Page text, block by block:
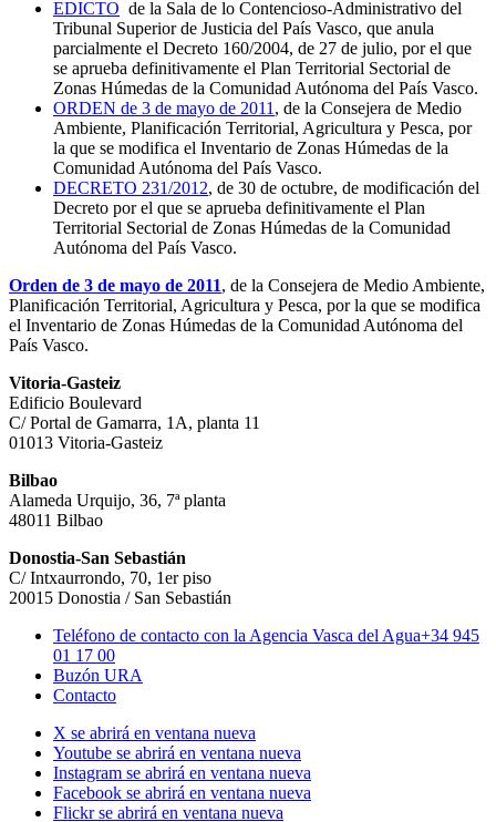
EDICTO de la Sala de lo Contencioso-Administrativo del
Tribunal Superior de Justicia del País Vasco, que anula
parcialmente el Decreto 160/2004, de 27 de julio, por el que
se aprueba definitivamente el Plan Territorial Sectorial de
Zonas Húmedas de la Comunidad Autónoma del País Vasco.
ORDEN de 3 de mayo de 2011 , de la Consejera de Medio
Ambiente, Planificación Territorial, Agricultura y Pesca, por
la que se modifica el Inventario de Zonas Húmedas de la
Comunidad Autónoma del País Vasco.
DECRETO 231/2012, de 30 de octubre, de modificación del
Decreto por el que se aprueba definitivamente el Plan
Territorial Sectorial de Zonas Húmedas de la Comunidad
Autónoma del País Vasco.
Orden de 3 de mayo de 2011, de la Consejera de Medio Ambiente,
Planificación Territorial, Agricultura y Pesca, por la que se modifica
el Inventario de Zonas Húmedas de la Comunidad Autónoma del
País Vasco.
Vitoria-Gasteiz
Edificio Boulevard
C/ Portal de Gamarra, 1A, planta 11
01013 Vitoria-Gasteiz
Bilbao
Alameda Urquijo, 36, 7ª planta
48011 Bilbao
Donostia-San Sebastián
C/ Intxaurrondo, 70, 1er piso
20015 Donostia / San Sebastián
Teléfono de contacto con la Agencia Vasca del Agua+34 945
01 17 00
Buzón URA
Contacto
X se abrirá en ventana nueva
Youtube se abrirá en ventana nueva
Instagram se abrirá en ventana nueva
Facebook se abrirá en ventana nueva
Flickr se abrirá en ventana nueva